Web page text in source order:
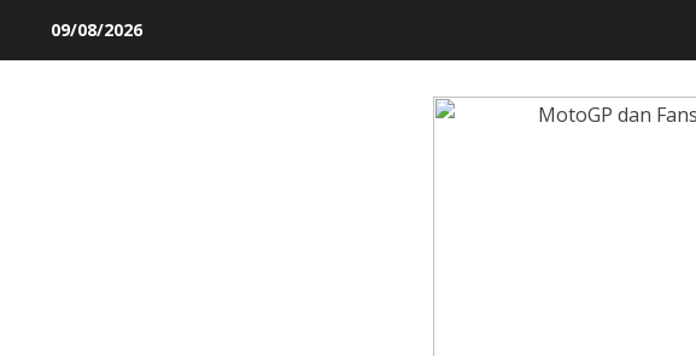
09/08/2026